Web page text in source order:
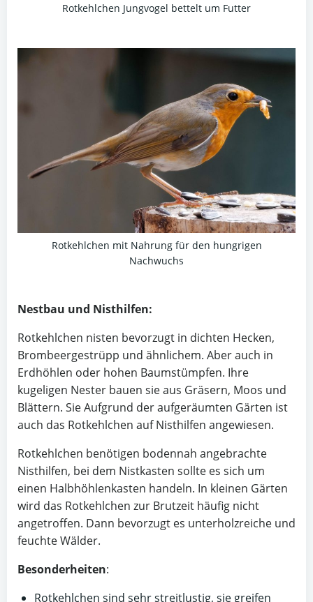
Rotkehlchen Jungvogel bettelt um Futter
Rotkehlchen mit Nahrung für den hungrigen
Nachwuchs
Nestbau und Nisthilfen:
Rotkehlchen nisten bevorzugt in dichten Hecken,
Brombeergestrüpp und ähnlichem. Aber auch in
Erdhöhlen oder hohen Baumstümpfen. Ihre
kugeligen Nester bauen sie aus Gräsern, Moos und
Blättern. Sie Aufgrund der aufgeräumten Gärten ist
auch das Rotkehlchen auf Nisthilfen angewiesen.
Rotkehlchen benötigen bodennah angebrachte
Nisthilfen, bei dem Nistkasten sollte es sich um
einen Halbhöhlenkasten handeln. In kleinen Gärten
wird das Rotkehlchen zur Brutzeit häufig nicht
angetroffen. Dann bevorzugt es unterholzreiche und
feuchte Wälder.
Besonderheiten:
Rotkehlchen sind sehr streitlustig, sie greifen